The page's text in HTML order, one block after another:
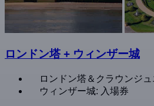
ロンドン塔 + ウィンザー城
ロンドン塔＆クラウンジ
ウィンザー城: 入場券